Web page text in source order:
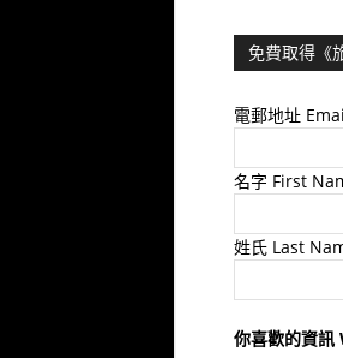
免費取得《
電郵地址
名字 First
姓氏 Last
你喜歡的資